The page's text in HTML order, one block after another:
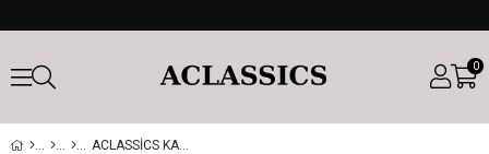
0
ACLASSICS KADIN PARLEMENT MAVISI BOYUNLU KRUVAZE TRIKO BLUZ